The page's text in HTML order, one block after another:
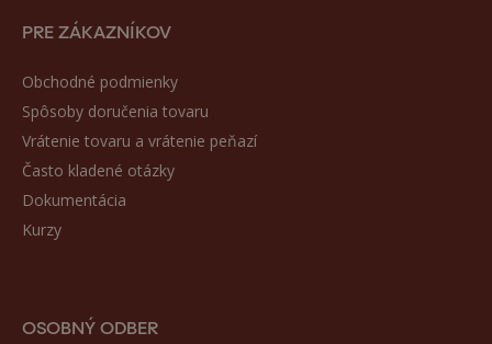
PRE ZÁKAZNÍKOV
Obchodné podmienky
Spôsoby doručenia tovaru
Vrátenie tovaru a vrátenie peňazí
Často kladené otázky
Dokumentácia
Kurzy
OSOBNÝ ODBER